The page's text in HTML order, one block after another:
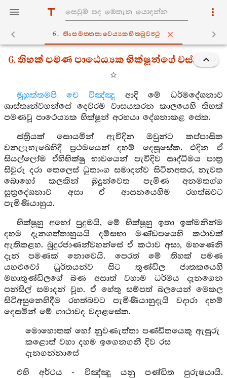
6. තිංසමත‍්තපාවෙය්‍යකභික‍්ඛුවත්‍ථු
6. තිහක් පමණ පාඨෙය්‍යක භික්ෂූන්ගේ වස්තුව
මුහුත්තමපි චෙ විඤ්ඤූආදි මේ ධර්මදේශනාව
ශාස්තෘන්වහන්සේ දෙව්රම වාසයකරන කාලයෙහි තිහක්
පමණවූ පාථෙය්‍යක භික්ෂූන් අරභයා දේශනාකළ සේක.
ස්ත්‍රියක් සොයමින් ඇවිදින ඔවුන්ට කප්පාසික
වනලැහැබෙහිදී ප්‍රථමයෙන් දහම් දෙසූසේක. එදින ඒ
සියල්ලෝම ඒහිභික්ෂු භාවයෙන් පැවිදිව සෘද්ධිමය පාත්‍ර
සිවුරු දරා තෙලෙස් ධුතාංග සමාදන්ව සිටිනඅතර, නැවත
බොහෝ කලකින් බුදුන්වෙත පැමිණ අනමතග්ග
සූත්‍රදේශනාව අසා ඒ ආසනයෙහිම රහත්බවට
පැමිණියාහුය.
භික්ෂූහු අහෝ පුදුමයි, මේ භික්ෂූහු ඉතා ඉක්මනින්ම
දහම දැනගත්තාහුයයි දම්සභා මණ්ඩපයෙහි කථාවක්
ඇතිකළහ. බුදුරජාණන්වහන්සේ ඒ කථාව අසා, මහණෙනි
දැන් පමණක් නොවෙයි. පෙරත් මේ තිහක් පමණ
යහළුවෝ ධූර්තයන්ව සිට තුණ්ඩිල ජාතකයෙහි
මහාතුණ්ඩිලගේ බණ අසාත් වහාම ධර්මය දැනගෙන
පන්සිල් සමාදන් වූහ. ඒ හේතු සම්පත් බලයෙන් මෙකල
සිටිඅසුනෙහිදීම රහත්බවට පැමිණියාහුදැයි වදාරා දහම්
දෙසමින් මේ ගාථාවද වදාළසේක.
මොහොතක් හෝ නුවණැත්තා පණ්ඩිතයෙකු ඇසුරු
කළොත් වහා දහම ඉගෙනගනී දිව රස
දැනගන්නාසේ
එහි අර්ථය - විඤ්ඤූ යනු පණ්ඩිත පුරුෂයායි.